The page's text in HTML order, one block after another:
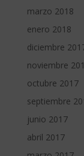
marzo 2018
enero 2018
diciembre
noviembre
octubre 2017
septiembre
junio 2017
abril 2017